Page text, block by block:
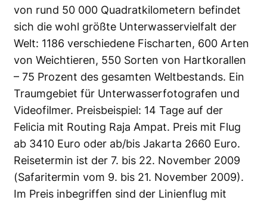
von rund 50 000 Quadratkilometern befindet
sich die wohl größte Unterwasservielfalt der
Welt: 1186 verschiedene Fischarten, 600 Arten
von Weichtieren, 550 Sorten von Hartkorallen
– 75 Prozent des gesamten Weltbestands. Ein
Traumgebiet für Unterwasserfotografen und
Videofilmer. Preisbeispiel: 14 Tage auf der
Felicia mit Routing Raja Ampat. Preis mit Flug
ab 3410 Euro oder ab/bis Jakarta 2660 Euro.
Reisetermin ist der 7. bis 22. November 2009
(Safaritermin vom 9. bis 21. November 2009).
Im Preis inbegriffen sind der Linienflug mit